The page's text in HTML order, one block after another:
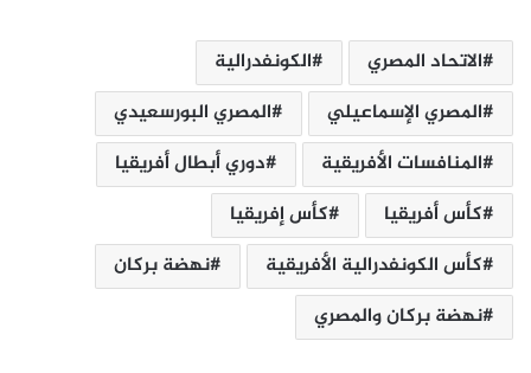
الاتحاد المصري
الكونفدرالية
المصري الإسماعيلي
المصري البورسعيدي
المنافسات الأفريقية
دوري أبطال أفريقيا
كأس أفريقيا
كأس إفريقيا
كأس الكونفدرالية الأفريقية
نهضة بركان
نهضة بركان والمصري